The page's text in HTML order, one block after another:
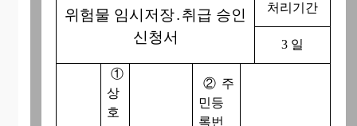
위험물 임시저장․취급 승인
신청서
처리기간
3 일
①
상
호
② 주
민등
록번